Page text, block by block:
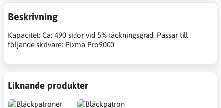
Beskrivning
Kapacitet: Ca: 490 sidor vid 5% täckningsgrad. Passar till
följande skrivare: Pixma Pro9000
Liknande produkter